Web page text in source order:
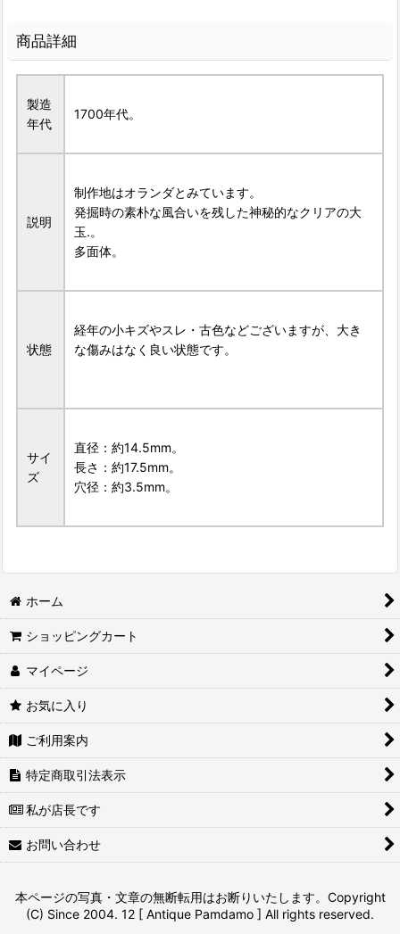
商品詳細
製造
年代
1700年代。
説明
制作地はオランダとみています。
発掘時の素朴な風合いを残した神秘的なクリアの大
玉.。
多面体。
状態
経年の小キズやスレ・古色などございますが、大き
な傷みはなく良い状態です。
サイ
ズ
直径：約14.5mm。
長さ：約17.5mm。
穴径：約3.5mm。
ホーム
ショッピングカート
マイページ
お気に入り
ご利用案内
特定商取引法表示
私が店長です
お問い合わせ
本ページの写真・文章の無断転用はお断りいたします。Copyright
(C) Since 2004. 12 [ Antique Pamdamo ] All rights reserved.